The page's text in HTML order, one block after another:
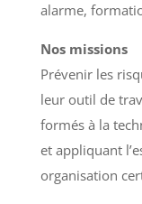
alarme,
Nos missions
Prévenir les
leur outil de
formés à la
et appliquant
organisation